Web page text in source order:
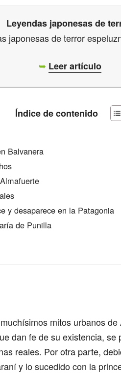
Leyendas japonesas de
japonesas de terror
➥ Leer artículo
Índice de contenido
Balvanera
y desaparece en la Patagonia
de Punilla
mitos urbanos
dan fe de su existencia,
reales. Por otra parte,
y lo sucedido con la